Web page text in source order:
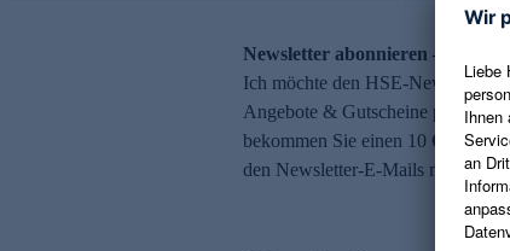
Newsletter abonnieren – 10 €
Ich möchte den HSE-Newsletter
Angebote & Gutscheine per E-
bekommen Sie einen 10 €
den Newsletter-E-Mails möglich.